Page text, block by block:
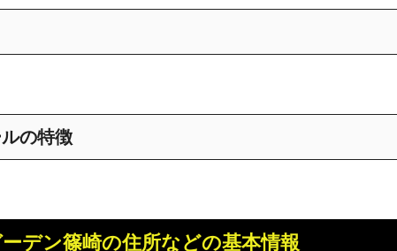
の特徴
デン篠崎の住所などの基本情報